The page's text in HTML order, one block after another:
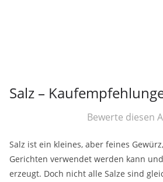
Salz –
Bewerte diesen
Salz ist ein kleines, aber feines
Gerichten verwendet werden kann
erzeugt. Doch nicht alle Salze sind